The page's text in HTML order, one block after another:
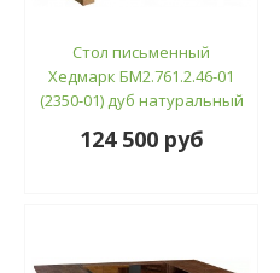
Стол письменный
Хедмарк БМ2.761.2.46-01
(2350-01) дуб натуральный
124 500 руб